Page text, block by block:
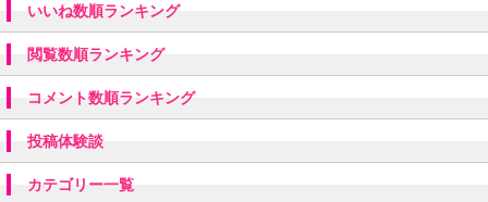
いいね数順ランキング
閲覧数順ランキング
コメント数順ランキング
投稿体験談
カテゴリー一覧